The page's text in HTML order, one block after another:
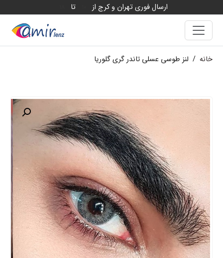
ارسال فوری تهران و کرج از تا
خانه / لنز طوسی عسلی تاندر گری گلوریا